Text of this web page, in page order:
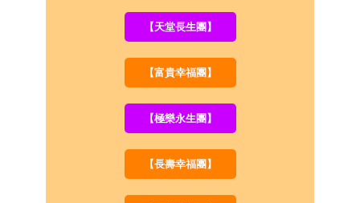
【天堂長生團】
【富貴幸福團】
【極樂永生團】
【長壽幸福團】